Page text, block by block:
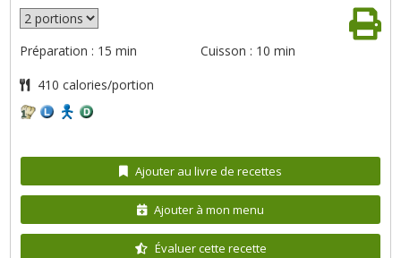
Préparation : 15 min Cuisson : 10 min
410 calories/portion
Ajouter au livre de recettes
Ajouter à mon menu
Évaluer cette recette